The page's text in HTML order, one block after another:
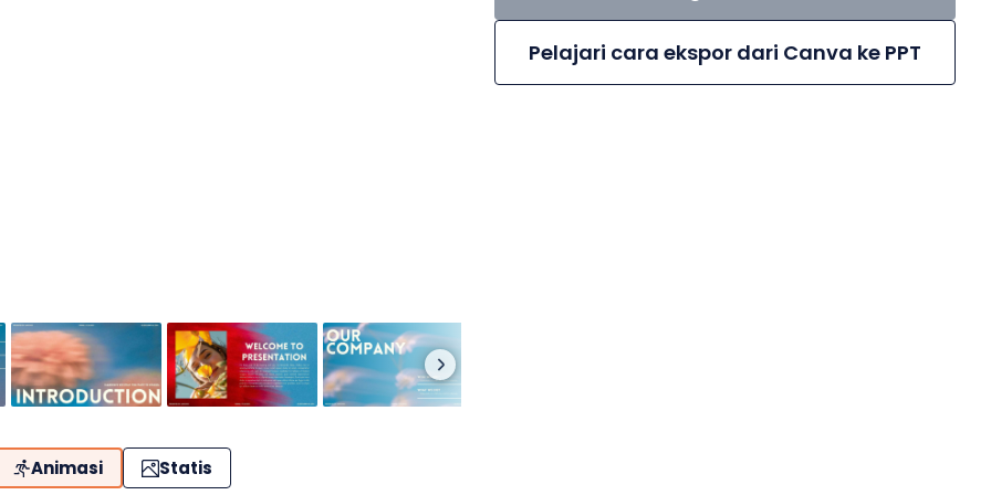
Animasi Statis
Pelajari cara ekspor dari Canva ke PPT